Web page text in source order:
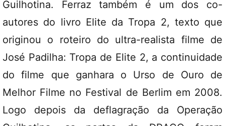
Guilhotina. Ferraz também é um dos co-
autores do livro Elite da Tropa 2, texto que
originou o roteiro do ultra-realista filme de
José Padilha: Tropa de Elite 2, a continuidade
do filme que ganhara o Urso de Ouro de
Melhor Filme no Festival de Berlim em 2008.
Logo depois da deflagração da Operação